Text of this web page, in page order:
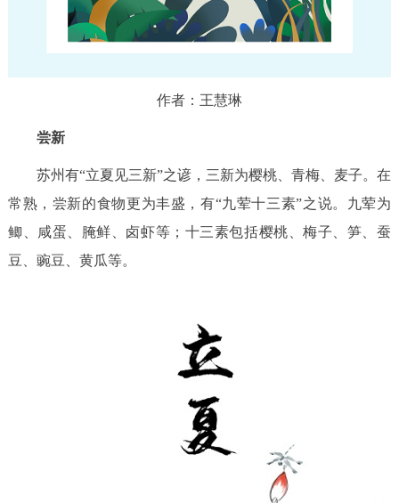
作者：王慧琳
尝新
苏州有“立夏见三新”之谚，三新为樱桃、青梅、麦子。在
常熟，尝新的食物更为丰盛，有“九荤十三素”之说。九荤为
鲫、咸蛋、腌鲜、卤虾等；十三素包括樱桃、梅子、笋、蚕
豆、豌豆、黄瓜等。